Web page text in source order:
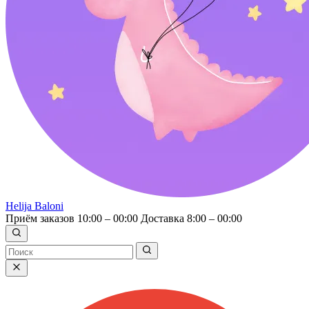
Helija Baloni
Приём заказов 10:00 – 00:00 Доставка 8:00 – 00:00